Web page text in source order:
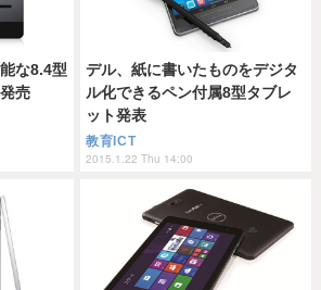
な8.4型
売
デル、紙に書いたものをデジタ
ル化できるペン付属8型タブレ
ット発表
教育ICT
2015.1.22 Thu 14:00